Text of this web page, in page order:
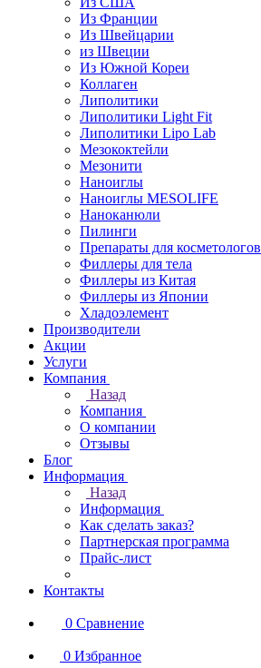
Из Франции
Из Швейцарии
из Швеции
Из Южной Кореи
Коллаген
Липолитики
Липолитики Light Fit
Липолитики Lipo Lab
Мезококтейли
Мезонити
Наноиглы
Наноиглы MESOLIFE
Наноканюли
Пилинги
Препараты для косметологов
Филлеры для тела
Филлеры из Китая
Филлеры из Японии
Хладоэлемент
Производители
Акции
Услуги
Компания
Назад
Компания
О компании
Отзывы
Блог
Информация
Назад
Информация
Как сделать заказ?
Партнерская программа
Прайс-лист
Контакты
0 Сравнение
0 Избранное